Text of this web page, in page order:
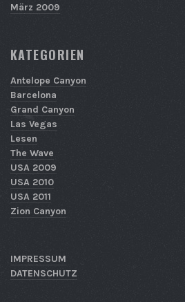
März 2009
KATEGORIEN
Antelope Canyon
Barcelona
Grand Canyon
Las Vegas
Lesen
The Wave
USA 2009
USA 2010
USA 2011
Zion Canyon
IMPRESSUM
DATENSCHUTZ